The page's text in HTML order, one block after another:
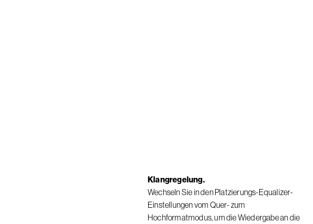
Klangregelung.
Wechseln Sie in den Platzierungs-Equalizer-
Einstellungen vom Quer- zum
Hochformatmodus, um die Wiedergabe an die